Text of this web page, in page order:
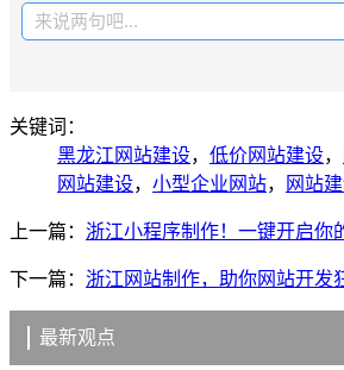
来说两句吧...
关键词：
黑龙江网站建设， 低价网站建设，
网站建设， 小型企业网站， 网站
上一篇： 浙江小程序制作！一键开启你
下一篇： 浙江网站制作，助你网站开发
最新观点